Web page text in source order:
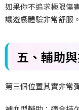
如果你不追求極限傷
讓遊戲體驗非常舒服。
五、輔助
第三個位置其實非常